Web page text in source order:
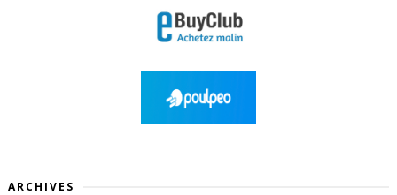
ARCHIVES